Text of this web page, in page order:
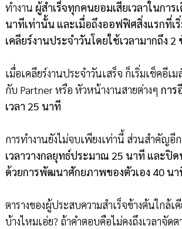
ทำงาน ผู้สำเร็จทุกคนยอมเสียเวลาในการ
นาทีเท่านั้น และเมื่อถึงออฟฟิศสิ่งแรกที่เ
เคลียร์งานประจำวันโดยใช้เวลามากถึง 2
เมื่อเคลียร์งานประจำวันเสร็จ ก็เริ่มเช็คอีเ
กับ Partner หรือ หัวหน้างานสายต่างๆ การ
เวลา 25 นาที
การทำงานยังไม่จบเพียงเท่านี้ ส่วนสำคัญอี
เวลาวางกลยุทธ์ประมาณ 25 นาที และปิ
ด้วยการพัฒนาศักยภาพของตัวเอง 40 นา
ตารางของผู้ประสบความสำเร็จข้างต้นใกล้เคี
บ้างไหมเอ่ย? ถ้าคำตอบคือไม่คงถึงเวลาจัดต